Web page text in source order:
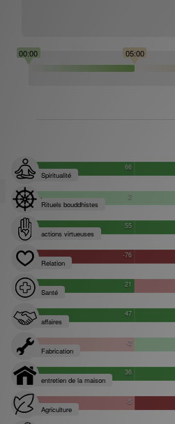
00:00 05:00
Spiritualité
66
Rituels bouddhistes
2
actions virtueuses
55
Relation
-76
Santé
21
affaires
47
Fabrication
-2
entretien de la maison
36
Agriculture
-5